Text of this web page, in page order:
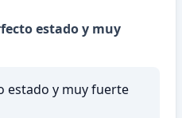
estado y muy
estado y muy fuerte